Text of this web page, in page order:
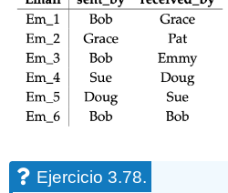
Ejercicio 3.78.